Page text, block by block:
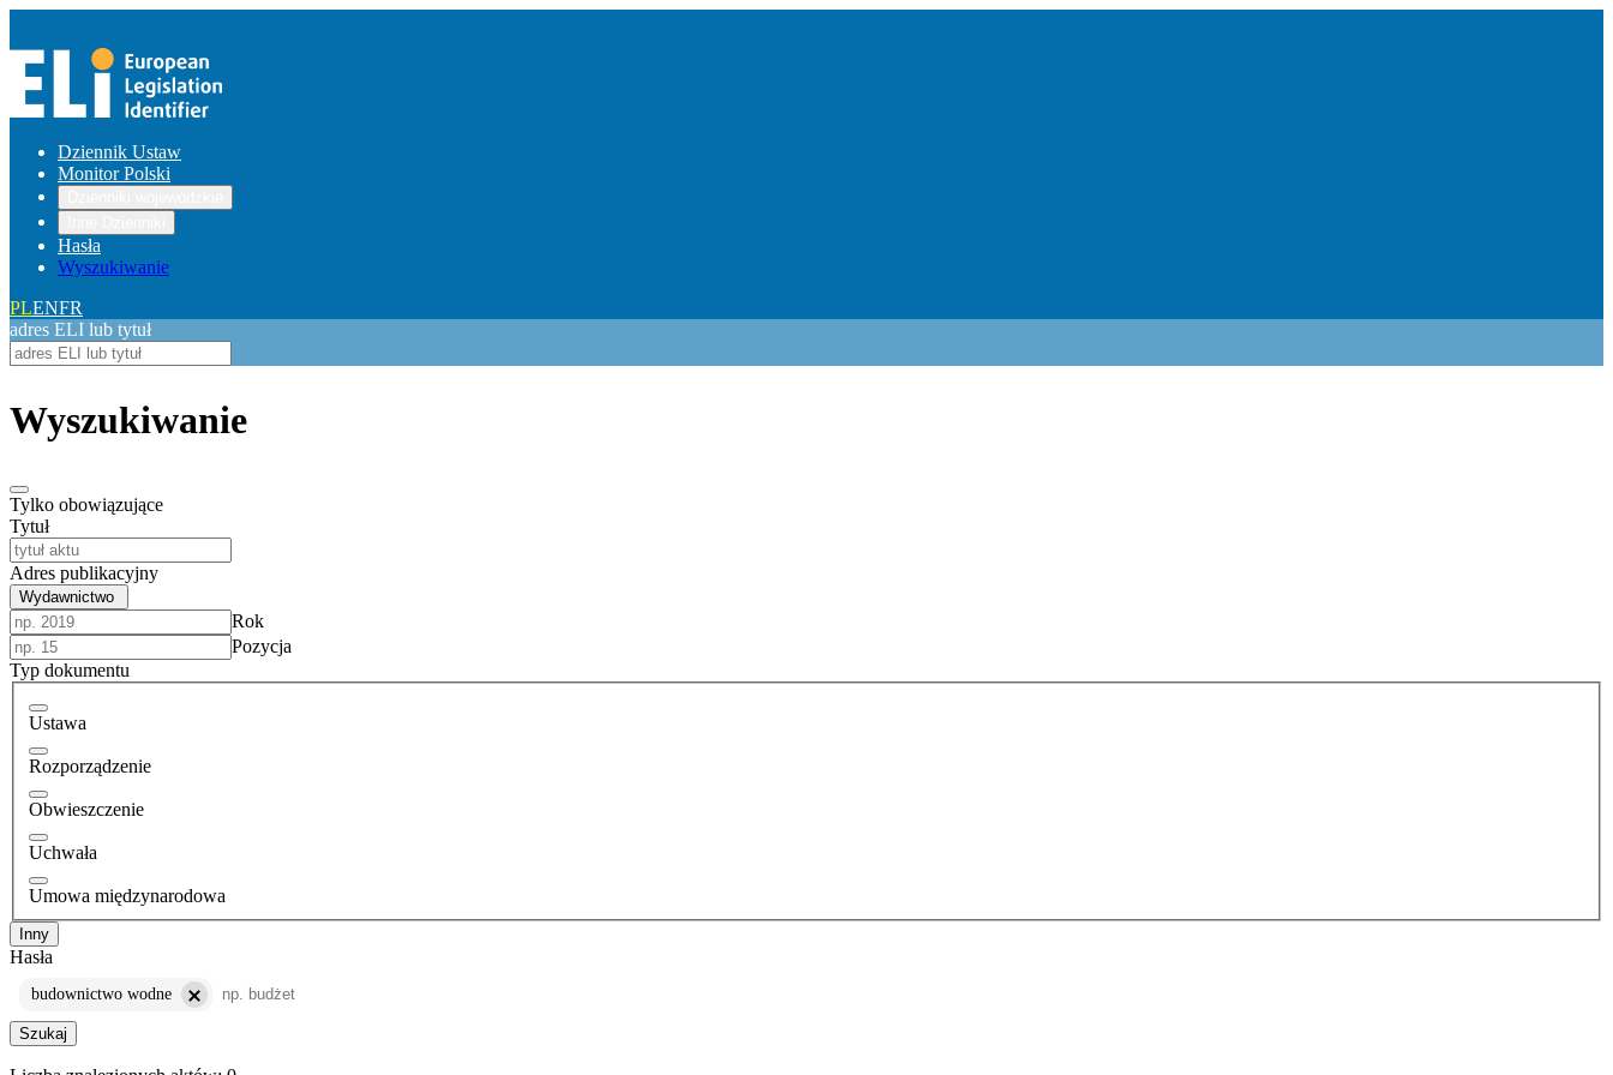
Dziennik Ustaw
Monitor Polski
Hasła
Wyszukiwanie
PLENFR
adres ELI lub tytuł
Wyszukiwanie
Tylko obowiązujące
Tytuł
Adres publikacyjny
Wydawnictwo
Rok
Pozycja
Typ dokumentu
Ustawa
Rozporządzenie
Obwieszczenie
Uchwała
Umowa międzynarodowa
Inny
Hasła
budownictwo wodne
Szukaj